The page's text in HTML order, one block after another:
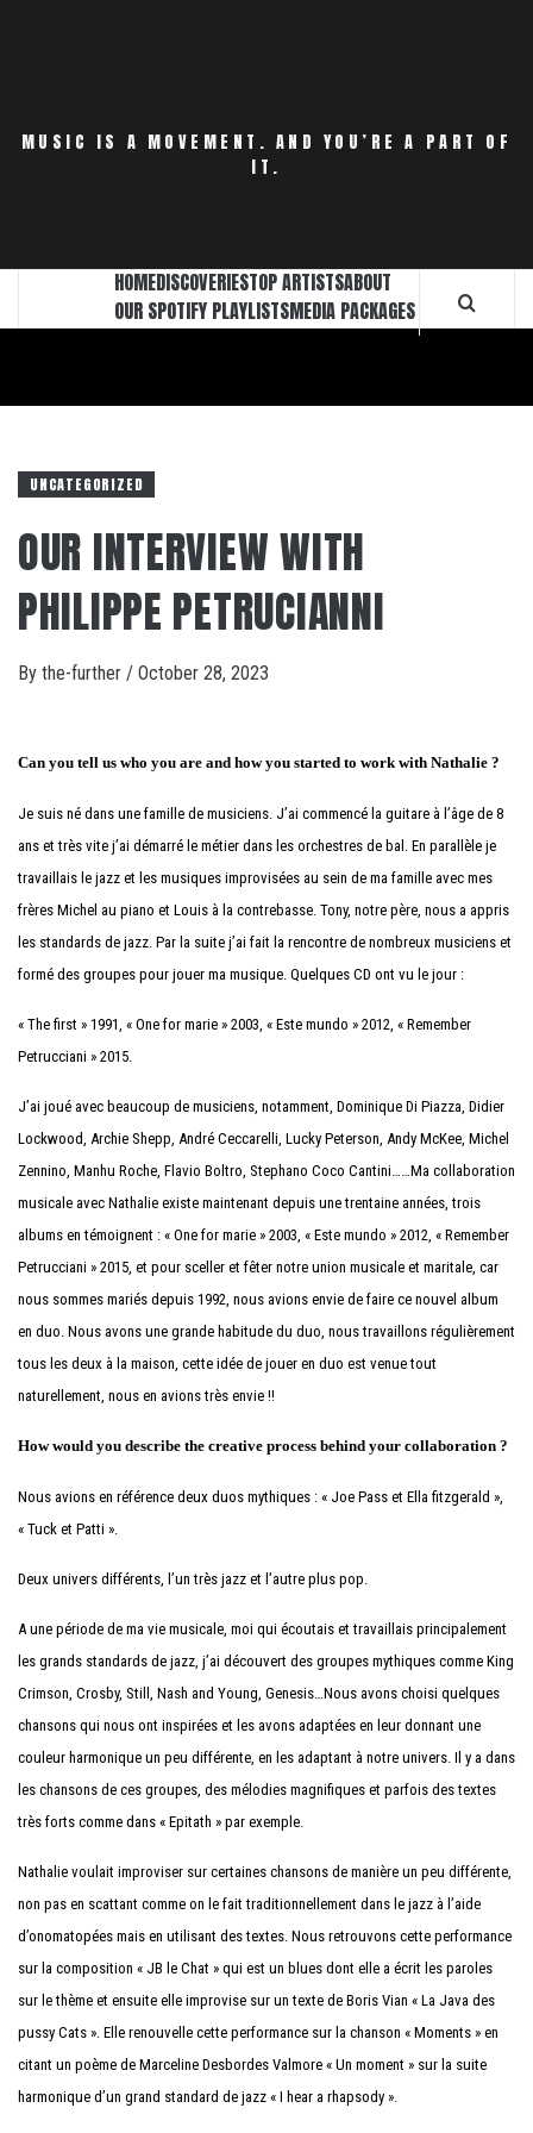
MUSIC IS A MOVEMENT. AND YOU’RE A PART OF
IT.
HOMEDISCOVERIESTOP ARTISTSABOUT
OUR SPOTIFY PLAYLISTSMEDIA PACKAGES
UNCATEGORIZED
OUR INTERVIEW WITH
PHILIPPE PETRUCIANNI
By the-further / October 28, 2023
Can you tell us who you are and how you started to work with Nathalie ?
Je suis né dans une famille de musiciens. J’ai commencé la guitare à l’âge de 8
ans et très vite j’ai démarré le métier dans les orchestres de bal. En parallèle je
travaillais le jazz et les musiques improvisées au sein de ma famille avec mes
frères Michel au piano et Louis à la contrebasse. Tony, notre père, nous a appris
les standards de jazz. Par la suite j’ai fait la rencontre de nombreux musiciens et
formé des groupes pour jouer ma musique. Quelques CD ont vu le jour :
« The first » 1991, « One for marie » 2003, « Este mundo » 2012, « Remember
Petrucciani » 2015.
J’ai joué avec beaucoup de musiciens, notamment, Dominique Di Piazza, Didier
Lockwood, Archie Shepp, André Ceccarelli, Lucky Peterson, Andy McKee, Michel
Zennino, Manhu Roche, Flavio Boltro, Stephano Coco Cantini……Ma collaboration
musicale avec Nathalie existe maintenant depuis une trentaine années, trois
albums en témoignent : « One for marie » 2003, « Este mundo » 2012, « Remember
Petrucciani » 2015, et pour sceller et fêter notre union musicale et maritale, car
nous sommes mariés depuis 1992, nous avions envie de faire ce nouvel album
en duo. Nous avons une grande habitude du duo, nous travaillons régulièrement
tous les deux à la maison, cette idée de jouer en duo est venue tout
naturellement, nous en avions très envie !!
How would you describe the creative process behind your collaboration ?
Nous avions en référence deux duos mythiques : « Joe Pass et Ella fitzgerald »,
« Tuck et Patti ».
Deux univers différents, l’un très jazz et l’autre plus pop.
A une période de ma vie musicale, moi qui écoutais et travaillais principalement
les grands standards de jazz, j’ai découvert des groupes mythiques comme King
Crimson, Crosby, Still, Nash and Young, Genesis…Nous avons choisi quelques
chansons qui nous ont inspirées et les avons adaptées en leur donnant une
couleur harmonique un peu différente, en les adaptant à notre univers. Il y a dans
les chansons de ces groupes, des mélodies magnifiques et parfois des textes
très forts comme dans « Epitath » par exemple.
Nathalie voulait improviser sur certaines chansons de manière un peu différente,
non pas en scattant comme on le fait traditionnellement dans le jazz à l’aide
d’onomatopées mais en utilisant des textes. Nous retrouvons cette performance
sur la composition « JB le Chat » qui est un blues dont elle a écrit les paroles
sur le thème et ensuite elle improvise sur un texte de Boris Vian « La Java des
pussy Cats ». Elle renouvelle cette performance sur la chanson « Moments » en
citant un poème de Marceline Desbordes Valmore « Un moment » sur la suite
harmonique d’un grand standard de jazz « I hear a rhapsody ».